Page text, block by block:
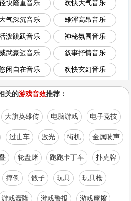
快隆重音乐 欢快大气音乐
大气深沉音乐 雄浑高昂音乐
泼跳跃音乐 神秘氛围音乐
威武豪迈音乐 叙事抒情音乐
闲自在音乐 欢快玄幻音乐
关的游戏音效推荐：
大旗英雄传 电脑游戏 电子竞技
过山车 激光 街机 金属吱声
轮盘赌 跑跑卡丁车 扑克牌
摔倒 骰子 玩具 玩具枪
游戏轰隆 游戏警报 游戏摩擦